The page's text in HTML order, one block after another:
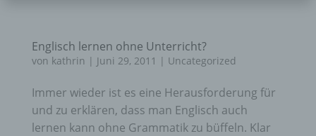
Englisch lernen ohne Unterricht?
von kathrin | Juni 29, 2011 | Uncategorized
Immer wieder ist es eine Herausforderung für
und zu erklären, dass man Englisch auch
lernen kann ohne Grammatik zu büffeln. Klar